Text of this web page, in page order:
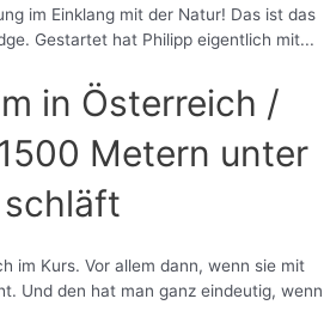
im Einklang mit der Natur! Das ist das
Gestartet hat Philipp eigentlich mit...
in Österreich /
Metern unter
im Kurs. Vor allem dann, wenn sie mit
Und den hat man ganz eindeutig, wenn